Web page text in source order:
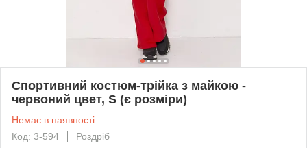
Спортивний костюм-трійка з майкою -
червоний цвет, S (є розміри)
Немає в наявності
Код: 3-594
Роздріб